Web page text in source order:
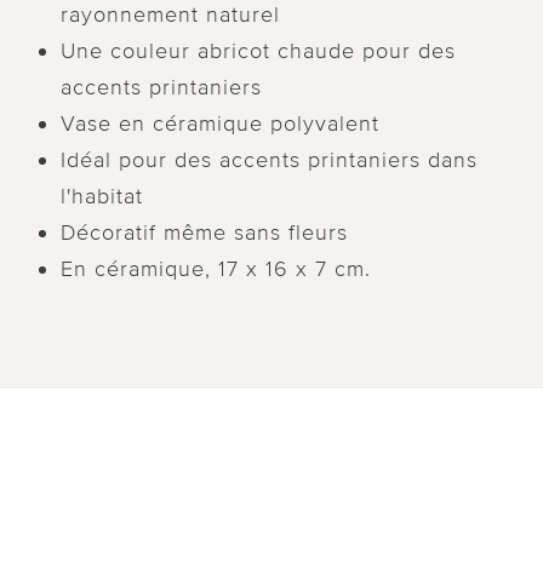
rayonnement naturel
Une couleur abricot chaude pour des
accents printaniers
Vase en céramique polyvalent
Idéal pour des accents printaniers dans
l'habitat
Décoratif même sans fleurs
En céramique, 17 x 16 x 7 cm.